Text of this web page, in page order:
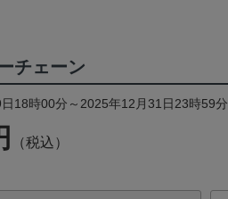
チェーン
18時00分～2025年12月31日23時59分
（税込）